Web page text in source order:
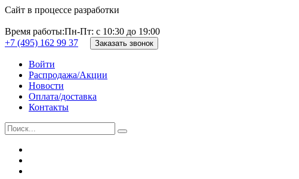
Сайт в процессе разработки
Время работы:Пн-Пт: с 10:30 до 19:00
+7 (495) 162 99 37
Заказать звонок
Войти
Распродажа/Акции
Новости
Оплата/доставка
Контакты